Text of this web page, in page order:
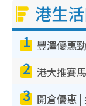
港生
1
2
3